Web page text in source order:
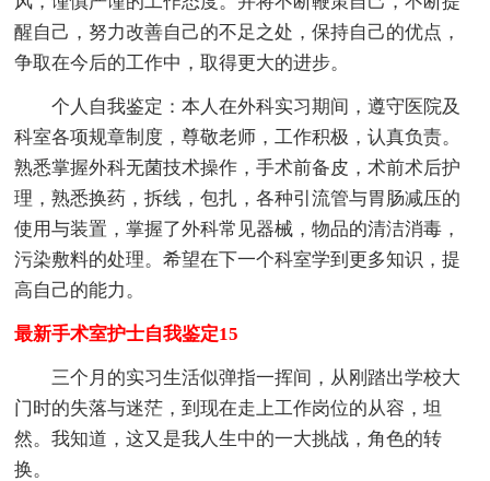
醒自己，努力改善自己的不足之处，保持自己的优点，
争取在今后的工作中，取得更大的进步。
个人自我鉴定：本人在外科实习期间，遵守医院及
科室各项规章制度，尊敬老师，工作积极，认真负责。
熟悉掌握外科无菌技术操作，手术前备皮，术前术后护
理，熟悉换药，拆线，包扎，各种引流管与胃肠减压的
使用与装置，掌握了外科常见器械，物品的清洁消毒，
污染敷料的处理。希望在下一个科室学到更多知识，提
高自己的能力。
最新手术室护士自我鉴定15
三个月的实习生活似弹指一挥间，从刚踏出学校大
门时的失落与迷茫，到现在走上工作岗位的从容，坦
然。我知道，这又是我人生中的一大挑战，角色的转
换。